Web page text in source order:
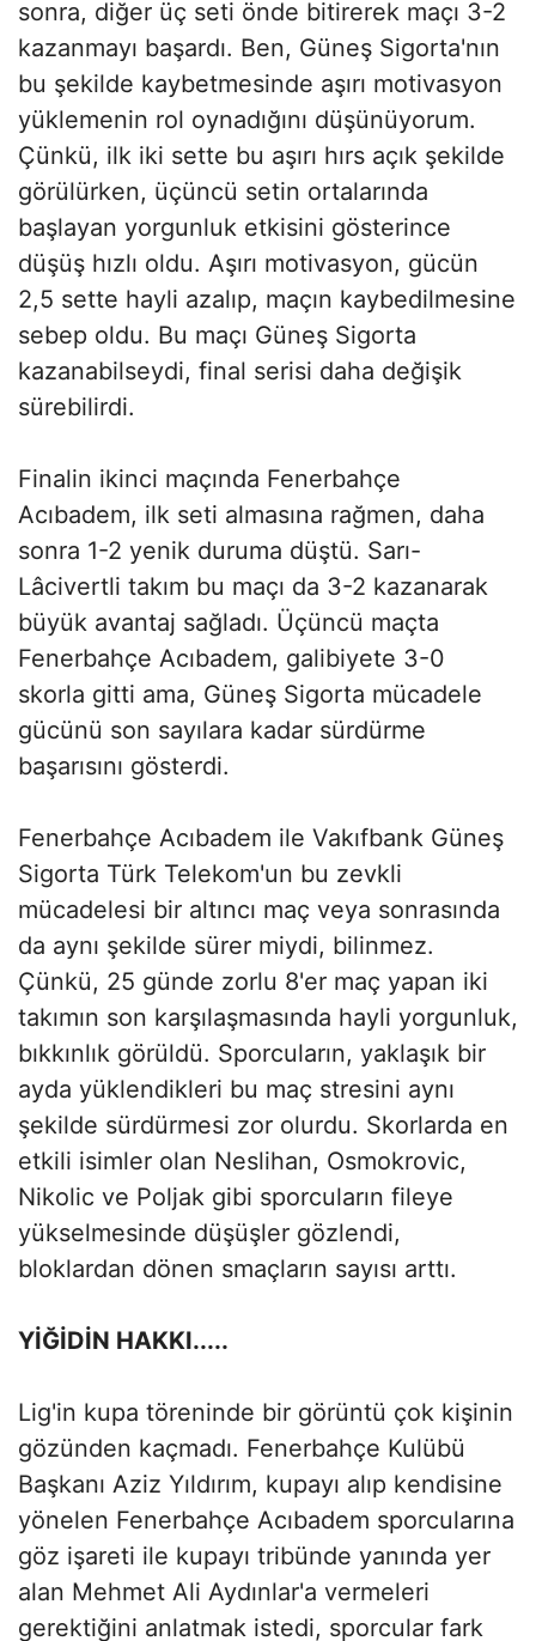
sonra, diğer üç seti önde bitirerek maçı 3-2
kazanmayı başardı. Ben, Güneş Sigorta'nın
bu şekilde kaybetmesinde aşırı motivasyon
yüklemenin rol oynadığını düşünüyorum.
Çünkü, ilk iki sette bu aşırı hırs açık şekilde
görülürken, üçüncü setin ortalarında
başlayan yorgunluk etkisini gösterince
düşüş hızlı oldu. Aşırı motivasyon, gücün
2,5 sette hayli azalıp, maçın kaybedilmesine
sebep oldu. Bu maçı Güneş Sigorta
kazanabilseydi, final serisi daha değişik
sürebilirdi.
Finalin ikinci maçında Fenerbahçe
Acıbadem, ilk seti almasına rağmen, daha
sonra 1-2 yenik duruma düştü. Sarı-
Lâcivertli takım bu maçı da 3-2 kazanarak
büyük avantaj sağladı. Üçüncü maçta
Fenerbahçe Acıbadem, galibiyete 3-0
skorla gitti ama, Güneş Sigorta mücadele
gücünü son sayılara kadar sürdürme
başarısını gösterdi.
Fenerbahçe Acıbadem ile Vakıfbank Güneş
Sigorta Türk Telekom'un bu zevkli
mücadelesi bir altıncı maç veya sonrasında
da aynı şekilde sürer miydi, bilinmez.
Çünkü, 25 günde zorlu 8'er maç yapan iki
takımın son karşılaşmasında hayli yorgunluk,
bıkkınlık görüldü. Sporcuların, yaklaşık bir
ayda yüklendikleri bu maç stresini aynı
şekilde sürdürmesi zor olurdu. Skorlarda en
etkili isimler olan Neslihan, Osmokrovic,
Nikolic ve Poljak gibi sporcuların fileye
yükselmesinde düşüşler gözlendi,
bloklardan dönen smaçların sayısı arttı.
YİĞİDİN HAKKI.....
Lig'in kupa töreninde bir görüntü çok kişinin
gözünden kaçmadı. Fenerbahçe Kulübü
Başkanı Aziz Yıldırım, kupayı alıp kendisine
yönelen Fenerbahçe Acıbadem sporcularına
göz işareti ile kupayı tribünde yanında yer
alan Mehmet Ali Aydınlar'a vermeleri
gerektiğini anlatmak istedi, sporcular fark